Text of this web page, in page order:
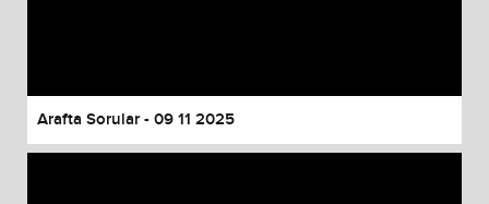
Arafta Sorular - 09 11 2025